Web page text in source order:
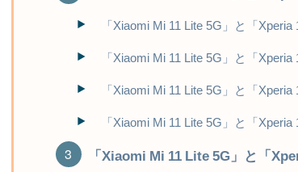
「Xiaomi Mi 11 Lite 5G」と「
「Xiaomi Mi 11 Lite 5G」と「
「Xiaomi Mi 11 Lite 5G」と「
「Xiaomi Mi 11 Lite 5G」と「
「Xiaomi Mi 11 Lite 5G」と「